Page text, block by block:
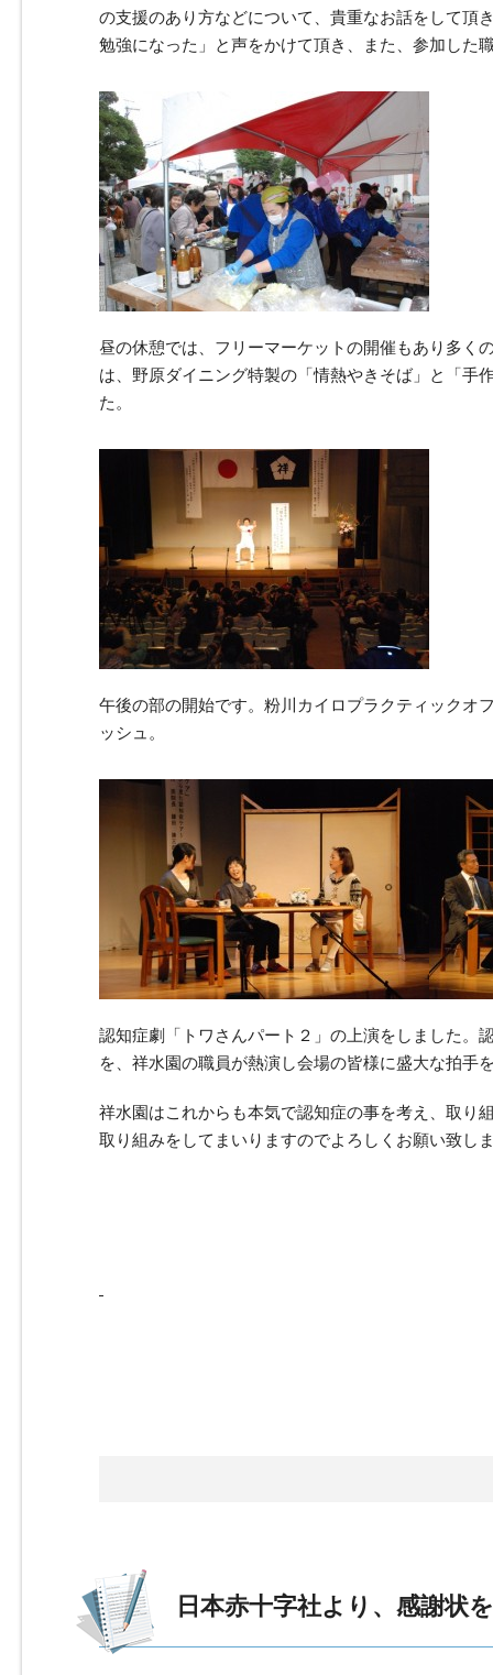
の支援のあり方などについて、貴重なお話をして頂
勉強になった」と声をかけて頂き、また、参加した
昼の休憩では、フリーマーケットの開催もあり多く
は、野原ダイニング特製の「情熱やきそば」と「手
た。
午後の部の開始です。粉川カイロプラクティック
ッシュ。
認知症劇「トワさんパート２」の上演をしました。
を、祥水園の職員が熱演し会場の皆様に盛大な拍手
祥水園はこれからも本気で認知症の事を考え、取り
取り組みをしてまいりますのでよろしくお願い致し
日本赤十字社より、感謝状